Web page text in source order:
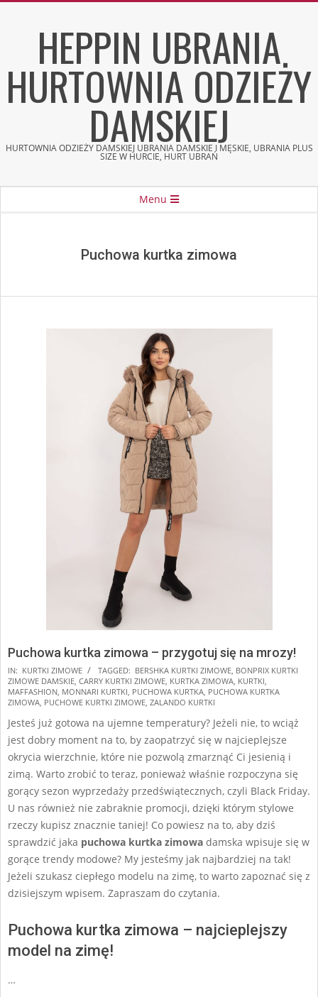
HEPPIN UBRANIA
HURTOWNIA ODZIEŻY
DAMSKIEJ
HURTOWNIA ODZIEŻY DAMSKIEJ UBRANIA DAMSKIE I MĘSKIE, UBRANIA PLUS
SIZE W HURCIE, HURT UBRAŃ
Menu
Puchowa kurtka zimowa
Puchowa kurtka zimowa – przygotuj się na mrozy!
2024-
11-
15
IN: KURTKI ZIMOWE TAGGED: BERSHKA KURTKI ZIMOWE, BONPRIX KURTKI
ZIMOWE DAMSKIE, CARRY KURTKI ZIMOWE, KURTKA ZIMOWA, KURTKI,
MAFFASHION, MONNARI KURTKI, PUCHOWA KURTKA, PUCHOWA KURTKA
ZIMOWA, PUCHOWE KURTKI ZIMOWE, ZALANDO KURTKI
Jesteś już gotowa na ujemne temperatury? Jeżeli nie, to wciąż
jest dobry moment na to, by zaopatrzyć się w najcieplejsze
okrycia wierzchnie, które nie pozwolą zmarznąć Ci jesienią i
zimą. Warto zrobić to teraz, ponieważ właśnie rozpoczyna się
gorący sezon wyprzedaży przedświątecznych, czyli Black Friday.
U nas również nie zabraknie promocji, dzięki którym stylowe
rzeczy kupisz znacznie taniej! Co powiesz na to, aby dziś
sprawdzić jaka puchowa kurtka zimowa damska wpisuje się w
gorące trendy modowe? My jesteśmy jak najbardziej na tak!
Jeżeli szukasz ciepłego modelu na zimę, to warto zapoznać się z
dzisiejszym wpisem. Zapraszam do czytania.
Puchowa kurtka zimowa – najcieplejszy
model na zimę!
…